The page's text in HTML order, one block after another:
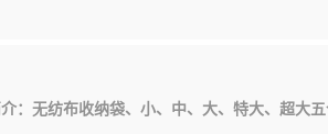
：无纺布收纳袋、小、中、大、特大、超大